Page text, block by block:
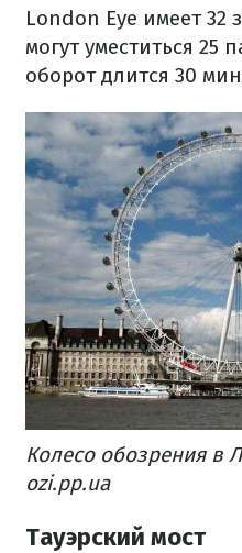
London Eye имеет 32
могут уместиться
оборот длится 30
Колесо обозрения в
ozi.pp.ua
Тауэрский мост